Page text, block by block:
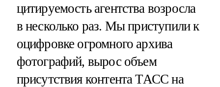
цитируемость агентства возросла
в несколько раз. Мы приступили к
оцифровке огромного архива
фотографий, вырос объем
присутствия контента ТАСС на